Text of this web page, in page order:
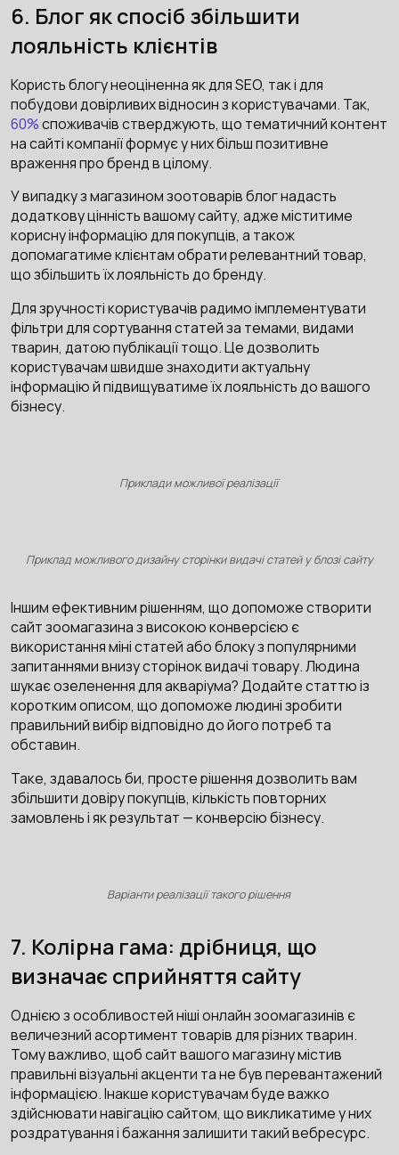
6. Блог як спосіб збільшити
лояльність клієнтів
Користь блогу неоціненна як для SEO, так і для
побудови довірливих відносин з користувачами. Так,
60%споживачів стверджують, що тематичний контент
на сайті компанії формує у них більш позитивне
враження про бренд в цілому.
У випадку з магазином зоотоварів блог надасть
додаткову цінність вашому сайту, адже міститиме
корисну інформацію для покупців, а також
допомагатиме клієнтам обрати релевантний товар,
що збільшить їх лояльність до бренду.
Для зручності користувачів радимо імплементувати
фільтри для сортування статей за темами, видами
тварин, датою публікації тощо. Це дозволить
користувачам швидше знаходити актуальну
інформацію й підвищуватиме їх лояльність до вашого
бізнесу.
Приклади можливої реалізації
Приклад можливого дизайну сторінки видачі статей у блозі сайту
Іншим ефективним рішенням, що допоможе створити
сайт зоомагазина з високою конверсією є
використання міні статей або блоку з популярними
запитаннями внизу сторінок видачі товару. Людина
шукає озеленення для акваріума? Додайте статтю із
коротким описом, що допоможе людині зробити
правильний вибір відповідно до його потреб та
обставин.
Таке, здавалось би, просте рішення дозволить вам
збільшити довіру покупців, кількість повторних
замовлень і як результат — конверсію бізнесу.
Варіанти реалізації такого рішення
7. Колірна гама: дрібниця, що
визначає сприйняття сайту
Однією з особливостей ніші онлайн зоомагазинів є
величезний асортимент товарів для різних тварин.
Тому важливо, щоб сайт вашого магазину містив
правильні візуальні акценти та не був перевантажений
інформацією. Інакше користувачам буде важко
здійснювати навігацію сайтом, що викликатиме у них
роздратування і бажання залишити такий вебресурс.